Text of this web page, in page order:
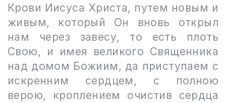
Крови Иисуса Христа, путем новым и
живым, который Он вновь открыл
нам через завесу, то есть плоть
Свою, и имея великого Священника
над домом Божиим, да приступаем с
искренним сердцем, с полною
верою, кроплением очистив сердца